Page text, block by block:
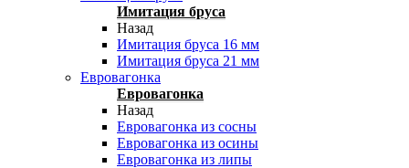
Имитация бруса
Назад
Имитация бруса 16 мм
Имитация бруса 21 мм
Евровагонка
Евровагонка
Назад
Евровагонка из сосны
Евровагонка из осины
Евровагонка из липы